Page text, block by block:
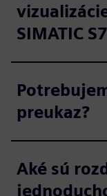
SIMATIC
preukaz?
Aké sú